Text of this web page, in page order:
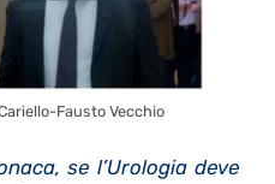
Fausto Vecchio
se l’Urologia deve